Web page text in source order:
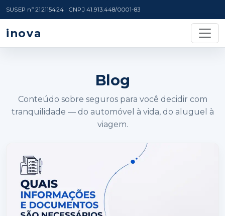
SUSEP nº 212115424 · CNPJ 41.913.448/0001-83
inova
Blog
Conteúdo sobre seguros para você decidir com
tranquilidade — do automóvel à vida, do aluguel à
viagem.